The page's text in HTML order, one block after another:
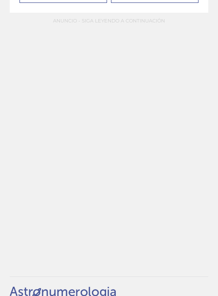
ANUNCIO - SIGA LEYENDO A CONTINUACIÓN